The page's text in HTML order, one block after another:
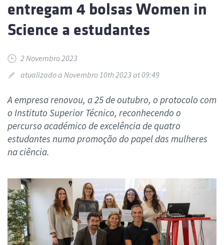
entregam 4 bolsas Women in
Science a estudantes
2 Novembro 2023
atualizado a Novembro 10th 2023 at 09:49
A empresa renovou, a 25 de outubro, o protocolo com
o Instituto Superior Técnico, reconhecendo o
percurso académico de excelência de quatro
estudantes numa promoção do papel das mulheres
na ciência.